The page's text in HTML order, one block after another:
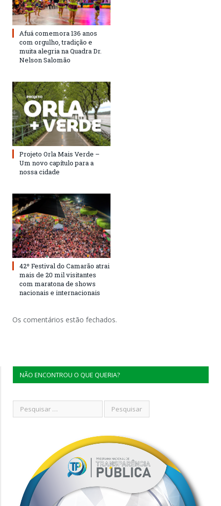
Afuá comemora 136 anos
com orgulho, tradição e
muita alegria na Quadra Dr.
Nelson Salomão
Projeto Orla Mais Verde –
Um novo capítulo para a
nossa cidade
42º Festival do Camarão atrai
mais de 20 mil visitantes
com maratona de shows
nacionais e internacionais
Os comentários estão fechados.
NÃO ENCONTROU O QUE QUERIA?